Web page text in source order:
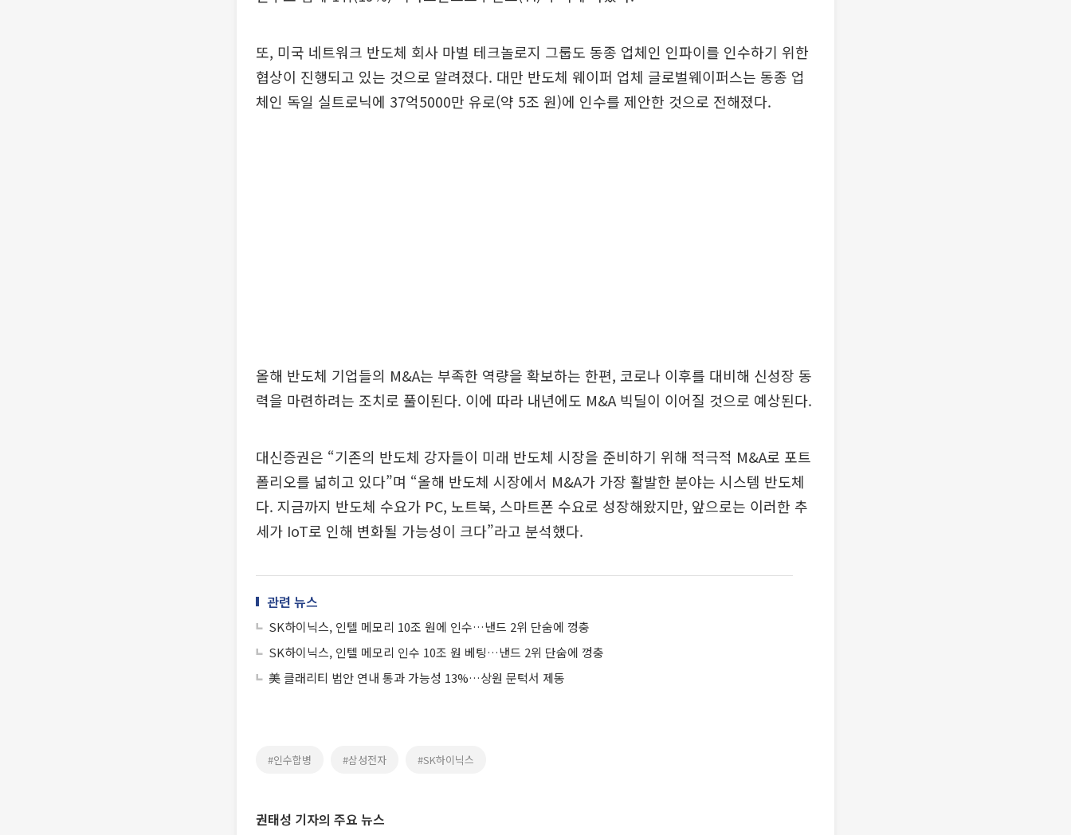
또, 미국 네트워크 반도체 회사 마벌 테크놀로지 그룹도 동종 업체인 인파이를 인수하기 위한
협상이 진행되고 있는 것으로 알려졌다. 대만 반도체 웨이퍼 업체 글로벌웨이퍼스는 동종 업
체인 독일 실트로닉에 37억5000만 유로(약 5조 원)에 인수를 제안한 것으로 전해졌다.
올해 반도체 기업들의 M&A는 부족한 역량을 확보하는 한편, 코로나 이후를 대비해 신성장 동
력을 마련하려는 조치로 풀이된다. 이에 따라 내년에도 M&A 빅딜이 이어질 것으로 예상된다.
대신증권은 “기존의 반도체 강자들이 미래 반도체 시장을 준비하기 위해 적극적 M&A로 포트
폴리오를 넓히고 있다”며 “올해 반도체 시장에서 M&A가 가장 활발한 분야는 시스템 반도체
다. 지금까지 반도체 수요가 PC, 노트북, 스마트폰 수요로 성장해왔지만, 앞으로는 이러한 추
세가 IoT로 인해 변화될 가능성이 크다”라고 분석했다.
관련 뉴스
SK하이닉스, 인텔 메모리 10조 원에 인수…낸드 2위 단숨에 껑충
SK하이닉스, 인텔 메모리 인수 10조 원 베팅…낸드 2위 단숨에 껑충
美 클래리티 법안 연내 통과 가능성 13%…상원 문턱서 제동
#인수합병 #삼성전자 #SK하이닉스
권태성 기자의 주요 뉴스